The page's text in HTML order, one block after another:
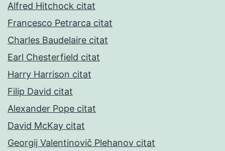
Alfred Hitchock citat
Francesco Petrarca citat
Charles Baudelaire citat
Earl Chesterfield citat
Harry Harrison citat
Filip David citat
Alexander Pope citat
David McKay citat
Georgij Valentinovič Plehanov citat